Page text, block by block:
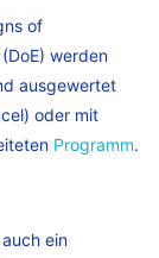
of
werden
ausgewertet
oder mit
Programm.
ein